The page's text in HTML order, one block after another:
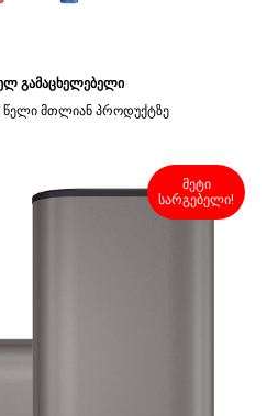
გამაცხელებელი
წელი მთლიან პროდუქტზე
მეტი
სარგებელი!